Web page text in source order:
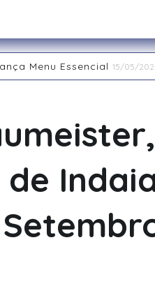
Menu Essencial 15/05/
a Indaiatuba15/05/2026
Jornada Pela
21ª Campinas